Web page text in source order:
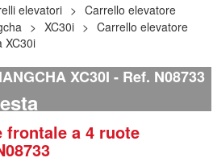
elevatori
Carrello elevatore
XC30i
Carrello elevatore
XC30i
XC30I Ref. N08733
frontale a 4 ruote